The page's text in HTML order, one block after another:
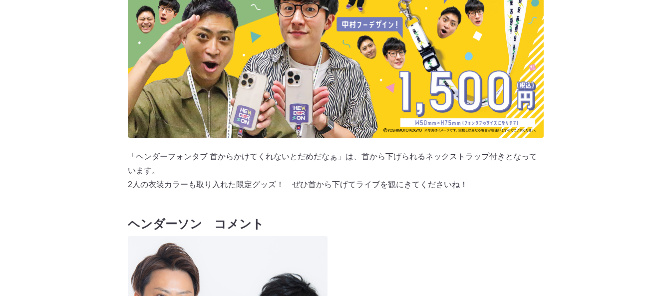
「ヘンダーフォンタブ 首からかけてくれないとだめだなぁ」は、首から下げられるネックストラップ付きとなって
います。
2人の衣装カラーも取り入れた限定グッズ！ ぜひ首から下げてライブを観にきてくださいね！
ヘンダーソン コメント